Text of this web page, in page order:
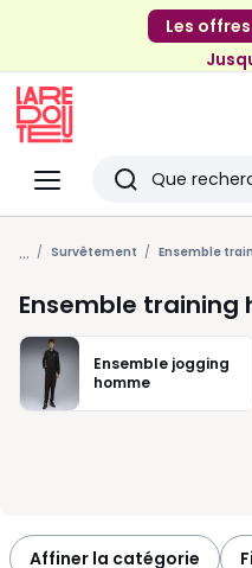
Les
Menu
Redoute
Rechercher
Derniers
articles
vus
... Survêtement Ensemble
Ensemble training
Ensemble jogging
homme
Affiner la catégorie